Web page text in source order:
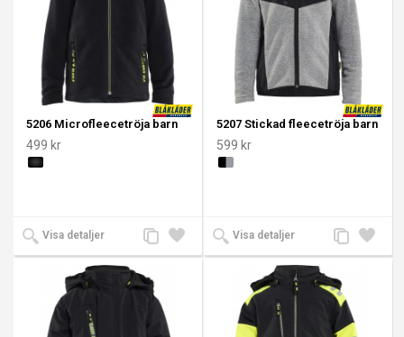
5206 Microfleecetröja barn
499 kr
Visa detaljer
Lägg
till i
Lägg
till
5207 Stickad fleecetröja barn
599 kr
Visa detaljer
Lägg
till i
Lägg
till